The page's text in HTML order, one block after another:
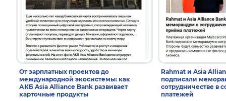
От зарплатных проектов до
международной экосистемы: как
АКБ Asia Alliance Bank развивает
карточные продукты
Rahmat и Asia
подписали
сотрудничестве в
платежей